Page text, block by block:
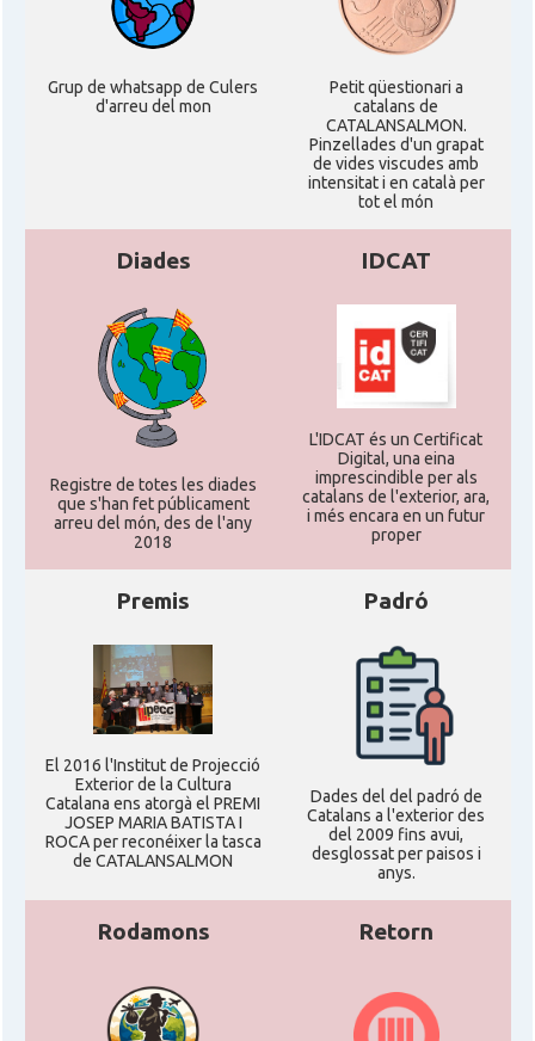
Grup de whatsapp de Culers
d'arreu del mon
Petit qüestionari a
catalans de
CATALANSALMON.
Pinzellades d'un grapat
de vides viscudes amb
intensitat i en català per
tot el món
Diades
Registre de totes les diades
que s'han fet públicament
arreu del món, des de l'any
2018
IDCAT
L'IDCAT és un Certificat
Digital, una eina
imprescindible per als
catalans de l'exterior, ara,
i més encara en un futur
proper
Premis
El 2016 l'Institut de Projecció
Exterior de la Cultura
Catalana ens atorgà el PREMI
JOSEP MARIA BATISTA I
ROCA per reconéixer la tasca
de CATALANSALMON
Padró
Dades del del padró de
Catalans a l'exterior des
del 2009 fins avui,
desglossat per paisos i
anys.
Rodamons Retorn